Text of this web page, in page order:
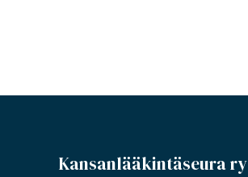
Kansanlääkintäseura ry